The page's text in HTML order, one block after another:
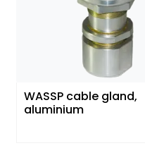
WASSP cable gland,
aluminium